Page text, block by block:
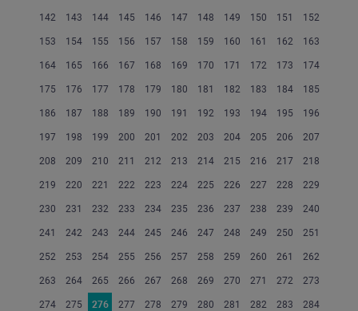
142 143 144 145 146 147 148 149 150 151 152
153 154 155 156 157 158 159 160 161 162 163
164 165 166 167 168 169 170 171 172 173 174
175 176 177 178 179 180 181 182 183 184 185
186 187 188 189 190 191 192 193 194 195 196
197 198 199 200 201 202 203 204 205 206 207
208 209 210 211 212 213 214 215 216 217 218
219 220 221 222 223 224 225 226 227 228 229
230 231 232 233 234 235 236 237 238 239 240
241 242 243 244 245 246 247 248 249 250 251
252 253 254 255 256 257 258 259 260 261 262
263 264 265 266 267 268 269 270 271 272 273
274 275 276 277 278 279 280 281 282 283 284